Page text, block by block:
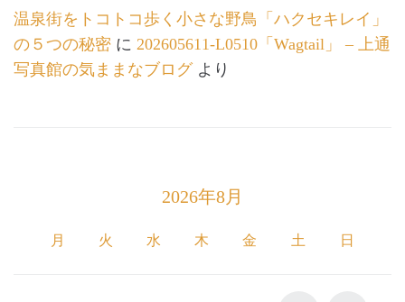
温泉街をトコトコ歩く小さな野鳥「ハクセキレイ」
の５つの秘密 に 202605611-L0510「Wagtail」 – 上通
写真館の気ままなブログより
2026年8月
月 火 水 木 金 土 日